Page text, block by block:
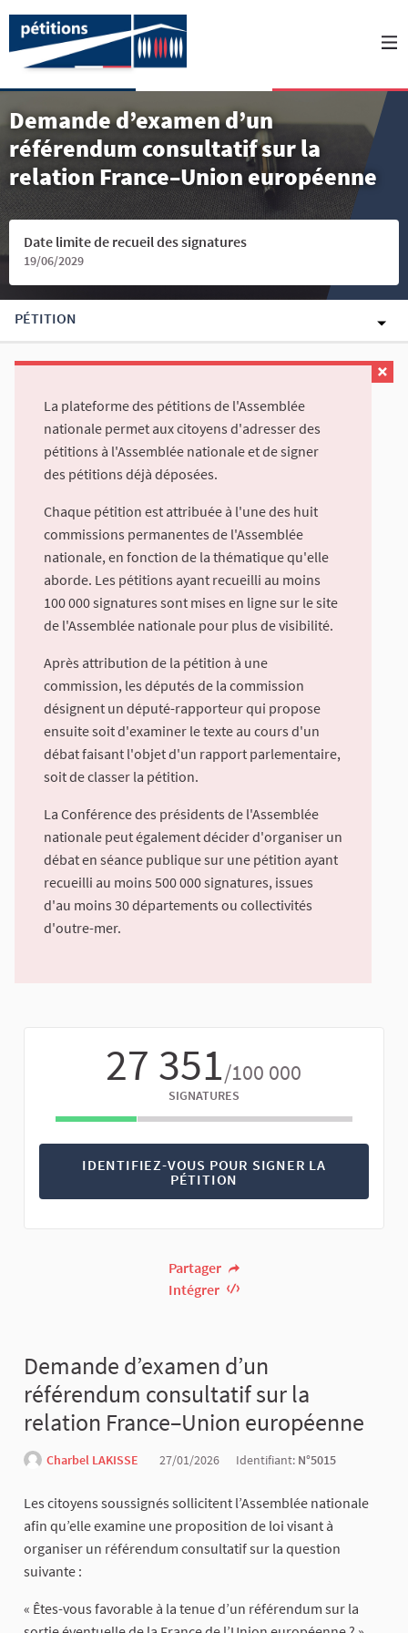
Demande d’examen d’un
référendum consultatif sur la
relation France–Union européenne
Date limite de recueil des signatures
19/06/2029
PÉTITION
La plateforme des pétitions de l'Assemblée
nationale permet aux citoyens d'adresser des
pétitions à l'Assemblée nationale et de signer
des pétitions déjà déposées.
Chaque pétition est attribuée à l'une des huit
commissions permanentes de l'Assemblée
nationale, en fonction de la thématique qu'elle
aborde. Les pétitions ayant recueilli au moins
100 000 signatures sont mises en ligne sur le site
de l'Assemblée nationale pour plus de visibilité.
Après attribution de la pétition à une
commission, les députés de la commission
désignent un député-rapporteur qui propose
ensuite soit d'examiner le texte au cours d'un
débat faisant l'objet d'un rapport parlementaire,
soit de classer la pétition.
La Conférence des présidents de l'Assemblée
nationale peut également décider d'organiser un
débat en séance publique sur une pétition ayant
recueilli au moins 500 000 signatures, issues
d'au moins 30 départements ou collectivités
d'outre-mer.
27 351/100 000
SIGNATURES
IDENTIFIEZ-VOUS POUR SIGNER LA
PÉTITION
Partager
Intégrer
Demande d’examen d’un
référendum consultatif sur la
relation France–Union européenne
Charbel LAKISSE 27/01/2026 Identifiant: N°5015
Les citoyens soussignés sollicitent l’Assemblée nationale
afin qu’elle examine une proposition de loi visant à
organiser un référendum consultatif sur la question
suivante :
« Êtes-vous favorable à la tenue d’un référendum sur la